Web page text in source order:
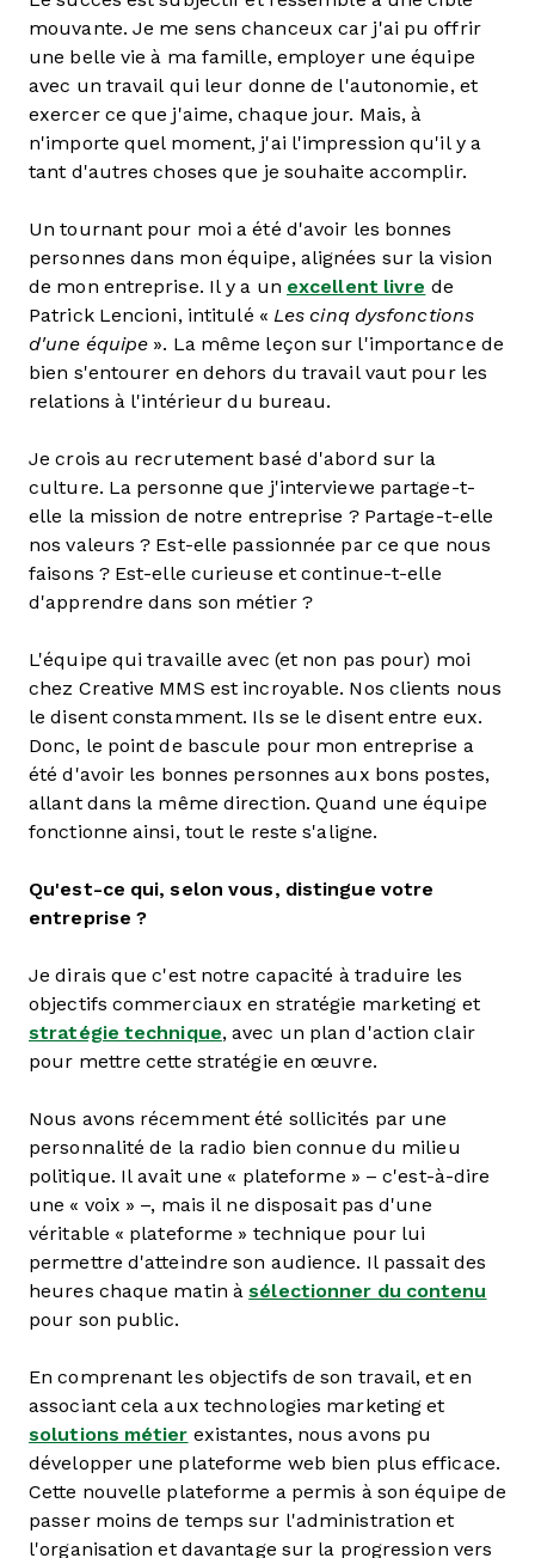
mouvante. Je me sens chanceux car j'ai pu offrir
une belle vie à ma famille, employer une équipe
avec un travail qui leur donne de l'autonomie, et
exercer ce que j'aime, chaque jour. Mais, à
n'importe quel moment, j'ai l'impression qu'il y a
tant d'autres choses que je souhaite accomplir.
Un tournant pour moi a été d'avoir les bonnes
personnes dans mon équipe, alignées sur la vision
de mon entreprise. Il y a un excellent livre de
Patrick Lencioni, intitulé « Les cinq dysfonctions
d'une équipe ». La même leçon sur l'importance de
bien s'entourer en dehors du travail vaut pour les
relations à l'intérieur du bureau.
Je crois au recrutement basé d'abord sur la
culture. La personne que j'interviewe partage-t-
elle la mission de notre entreprise ? Partage-t-elle
nos valeurs ? Est-elle passionnée par ce que nous
faisons ? Est-elle curieuse et continue-t-elle
d'apprendre dans son métier ?
L'équipe qui travaille avec (et non pas pour) moi
chez Creative MMS est incroyable. Nos clients nous
le disent constamment. Ils se le disent entre eux.
Donc, le point de bascule pour mon entreprise a
été d'avoir les bonnes personnes aux bons postes,
allant dans la même direction. Quand une équipe
fonctionne ainsi, tout le reste s'aligne.
Qu'est-ce qui, selon vous, distingue votre
entreprise ?
Je dirais que c'est notre capacité à traduire les
objectifs commerciaux en stratégie marketing et
stratégie technique, avec un plan d'action clair
pour mettre cette stratégie en œuvre.
Nous avons récemment été sollicités par une
personnalité de la radio bien connue du milieu
politique. Il avait une « plateforme » – c'est-à-dire
une « voix » –, mais il ne disposait pas d'une
véritable « plateforme » technique pour lui
permettre d'atteindre son audience. Il passait des
heures chaque matin àsélectionner du contenu
pour son public.
En comprenant les objectifs de son travail, et en
associant cela aux technologies marketing et
solutions métier existantes, nous avons pu
développer une plateforme web bien plus efficace.
Cette nouvelle plateforme a permis à son équipe de
passer moins de temps sur l'administration et
l'organisation et davantage sur la progression vers